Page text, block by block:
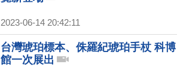
2023-06-14 20:42:11
台灣琥珀標本、侏羅紀琥珀手杖 科博
館一次展出